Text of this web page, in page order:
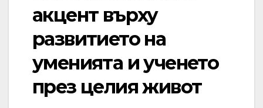
акцент върху
развитието на
уменията и ученето
през целия живот